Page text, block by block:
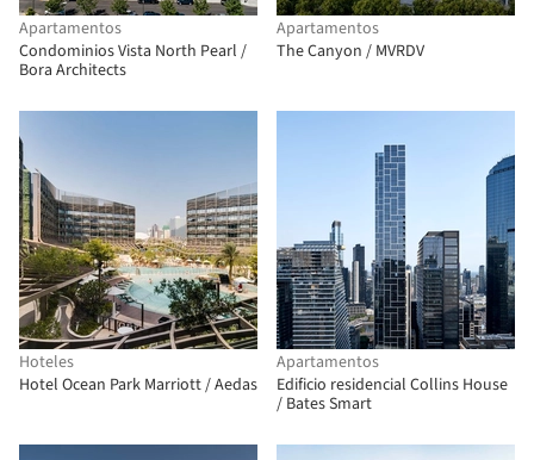
Apartamentos
Condominios Vista North Pearl /
Bora Architects
Apartamentos
The Canyon / MVRDV
Hoteles
Hotel Ocean Park Marriott / Aedas
Apartamentos
Edificio residencial Collins House
/ Bates Smart